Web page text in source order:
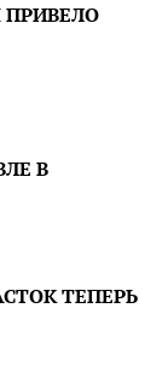
В
ТЕПЕРЬ